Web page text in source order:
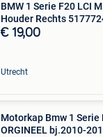
BMW 1 Serie F20 LCI
Houder Rechts
€ 19,00
Utrecht
Motorkap Bmw 1 Serie
ORGINEEL bj.2010-